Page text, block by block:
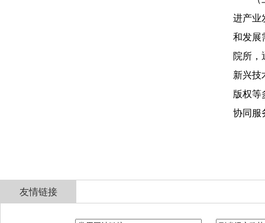
进产业
和发展
院所，
新兴技
版权等
协同服
友情链接